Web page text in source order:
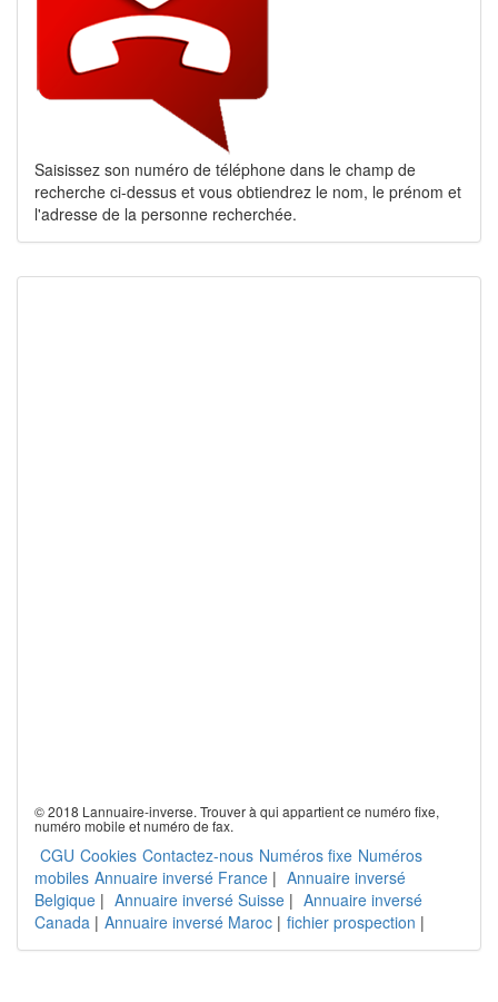
Saisissez son numéro de téléphone dans le champ de
recherche ci-dessus et vous obtiendrez le nom, le prénom et
l'adresse de la personne recherchée.
© 2018 Lannuaire-inverse. Trouver à qui appartient ce numéro fixe,
numéro mobile et numéro de fax.
CGU Cookies Contactez-nous Numéros fixe Numéros
mobiles Annuaire inversé France | Annuaire inversé
Belgique | Annuaire inversé Suisse | Annuaire inversé
Canada | Annuaire inversé Maroc | fichier prospection |